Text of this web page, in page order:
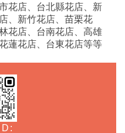
花店、台北縣花店、新
、新竹花店、苗栗花
花店、台南花店、高雄
蓮花店、台東花店等等